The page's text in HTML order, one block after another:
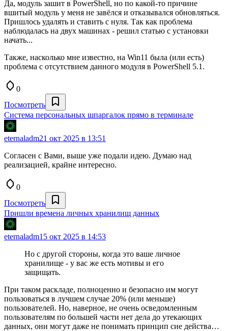
Да, модуль зашит в PowerShell, но по какой-то причине
вшитый модуль у меня не завёлся и отказывался обновляться.
Пришлось удалять и ставить с нуля. Так как проблема
наблюдалась на двух машинах - решил статью с установки
начать...
Также, насколько мне известно, на Win11 была (или есть)
проблема с отсутствием данного модуля в PowerShell 5.1.
0
Посмотреть
Система персональных шпаргалок прямо в терминале
eternaladm21 окт 2025 в 13:51
Согласен с Вами, выше уже подали идею. Думаю над
реализацией, крайне интересно.
0
Посмотреть
Пришли времена личных хранилищ данных
eternaladm15 окт 2025 в 14:53
Но с другой стороны, когда это ваше личное
хранилище - у вас же есть мотивы и его
защищать.
При таком раскладе, полноценно и безопасно им могут
пользоваться в лучшем случае 20% (или меньше)
пользователей. Но, наверное, не очень осведомленным
пользователям по большей части нет дела до утекающих
данных, они могут даже не понимать принцип сие действа…